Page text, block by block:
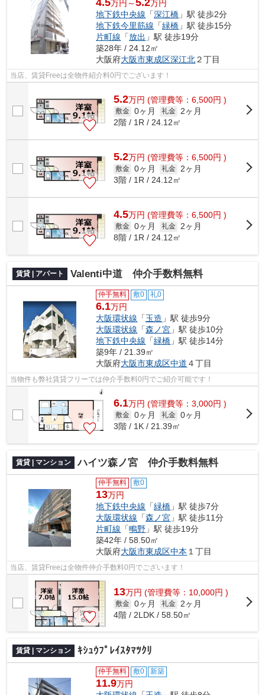
万円～
万円
地下鉄中央線 「深江橋 」駅 徒歩2分
地下鉄今里筋線 「緑橋 」駅 徒歩15分
片町線 「放出 」駅 徒歩19分
築28年 / 24.12㎡
大阪府大阪市東成区深江北２丁目
当店、賃貸Freeは全物件紹介料0円でございます！
5.2万円 (管理費等：6,500円 )
敷金 0ヶ月 礼金 2ヶ月
2階 / 1R / 24.12㎡
5.2万円 (管理費等：6,500円 )
敷金 0ヶ月 礼金 2ヶ月
3階 / 1R / 24.12㎡
4.5万円 (管理費等：6,500円 )
敷金 0ヶ月 礼金 2ヶ月
8階 / 1R / 24.12㎡
賃貸 | アパート Valenti中道 仲介手数料無料
仲手無料 敷0 礼0
6.1万円
大阪環状線 「玉造 」駅 徒歩9分
大阪環状線 「森ノ宮 」駅 徒歩10分
地下鉄中央線 「緑橋 」駅 徒歩14分
築9年 / 21.39㎡
大阪府大阪市東成区中道 ４丁目
当物件も弊社賃貸フリーでは仲介手数料0円でご紹介可能です！
6.1万円 (管理費等：3,000円 )
敷金 0ヶ月 礼金 0ヶ月
3階 / 1K / 21.39㎡
賃貸 | マンション ハイツ森ノ宮 仲介手数料無料
仲手無料 敷0
13万円
地下鉄中央線 「緑橋 」駅 徒歩7分
大阪環状線 「森ノ宮 」駅 徒歩11分
片町線 「鴫野 」駅 徒歩19分
築42年 / 58.50㎡
大阪府大阪市東成区中本 １丁目
当店、賃貸Freeは全物件仲介手数料0円でございます！
13万円 (管理費等：10,000円 )
敷金 0ヶ月 礼金
2ヶ月
4階 / 2LDK / 58.50㎡
賃貸 | マンション ｷｼｭｳﾌﾟﾚｲｽﾀﾏﾂｸﾘ
仲手無料 敷0 新築
11.9万円